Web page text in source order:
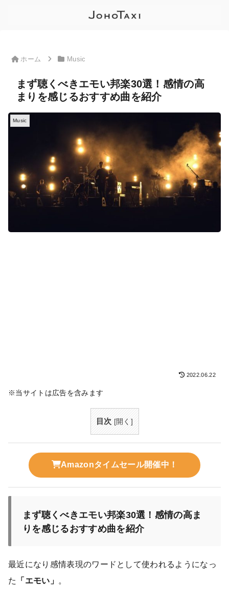
ホーム Music
まず聴くべきエモい邦楽30選！感情の高
まりを感じるおすすめ曲を紹介
Music
2022.06.22
※当サイトは広告を含みます
目次 [開く ]
Amazonタイムセール開催中！
まず聴くべきエモい邦楽30選！感情の高ま
りを感じるおすすめ曲を紹介
最近になり感情表現のワードとして使われるようになっ
た
「エモい」 。